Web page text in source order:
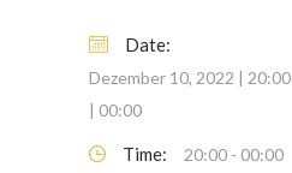
Date:
Dezember 10, 2022 | 20:00
| 00:00
Time: 20:00 - 00:00